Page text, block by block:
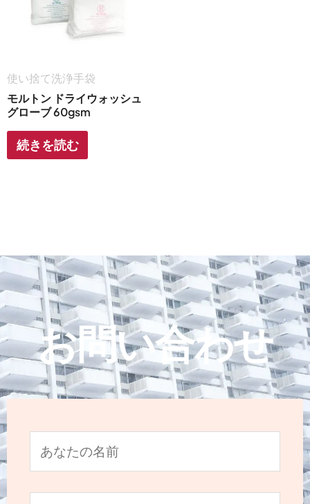
使い捨て洗浄手袋
モルトン ドライウォッシュ
グローブ 60gsm
続きを読む
お問い合わせ